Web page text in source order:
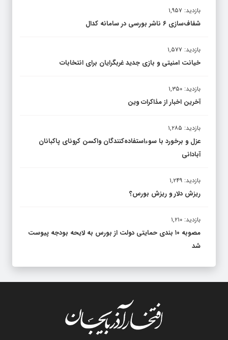
بازدید: ۱,۹۵۷
شفاف‌سازی ۶ ناشر بورسی در سامانه کدال
بازدید: ۱,۵۷۷
خیانت امنیتی و بازی جدید غربگرایان برای انتخابات
بازدید: ۱,۳۵۰
آخرین اخبار از مذاکرات وین
بازدید: ۱,۲۸۵
عزل و برخورد با سوءاستفاده‌کنندگان واکسن کرونای پاکبانان
آبادانی
بازدید: ۱,۲۴۹
ریزش دلار و ریزش بورس؟
بازدید: ۱,۲۱۰
مصوبه ۱۰ بندی حمایتی دولت از بورس به لایحه بودجه پیوست
شد